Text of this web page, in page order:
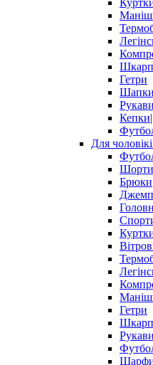
Гетри
Для
Шорти
Брюки
Гетри